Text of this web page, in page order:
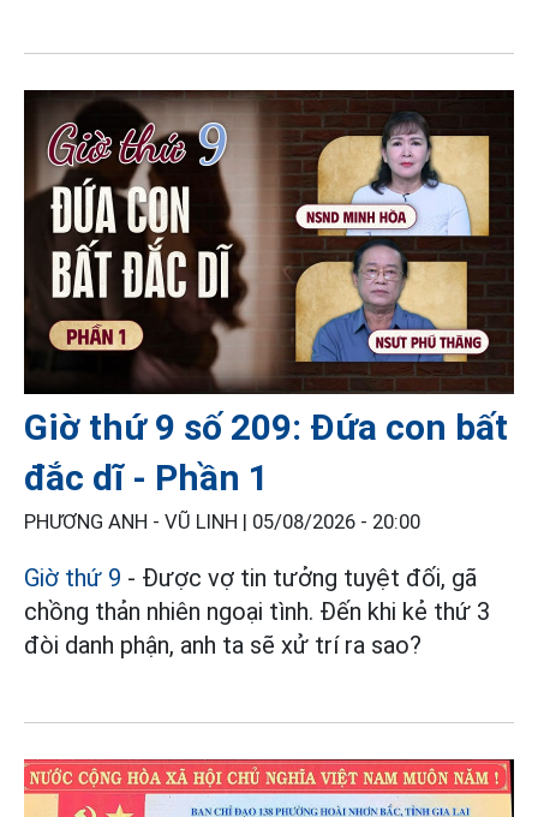
Giờ thứ 9 số 209: Đứa con bất
đắc dĩ - Phần 1
PHƯƠNG ANH - VŨ LINH | 05/08/2026 - 20:00
Giờ thứ 9 - Được vợ tin tưởng tuyệt đối, gã
chồng thản nhiên ngoại tình. Đến khi kẻ thứ 3
đòi danh phận, anh ta sẽ xử trí ra sao?